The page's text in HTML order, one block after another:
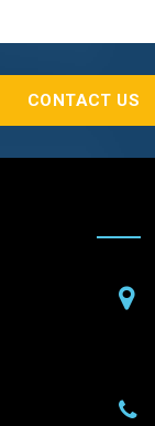
CONTACT US